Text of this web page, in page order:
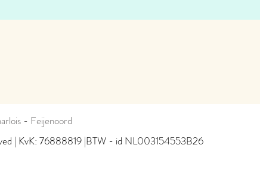
- Feijenoord
| KvK: 76888819 |BTW - id NL003154553B26